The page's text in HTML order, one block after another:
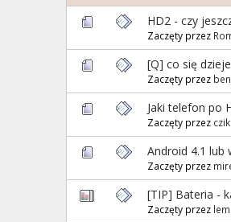
HD2 - czy
Zaczęty przez
[Q] co się
Zaczęty przez
Jaki telefon po
Zaczęty przez
Android 4.1 lub
Zaczęty przez
[TIP] Bateria -
Zaczęty przez